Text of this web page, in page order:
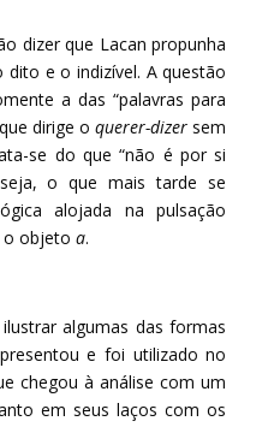
dizer que Lacan propunha
e o indizível. A questão
a das “palavras para
dirige oquerer-dizer sem
se do que “não é por si
o que mais tarde se
alojada na pulsação
o objeto a.
algumas das formas
e foi utilizado no
chegou à análise com um
em seus laços com os